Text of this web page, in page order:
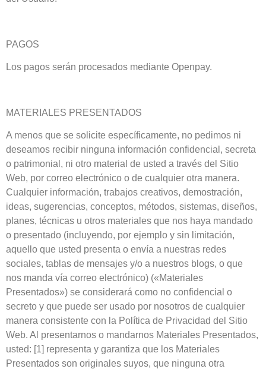
PAGOS
Los pagos serán procesados mediante Openpay.
MATERIALES PRESENTADOS
A menos que se solicite específicamente, no pedimos ni
deseamos recibir ninguna información confidencial, secreta
o patrimonial, ni otro material de usted a través del Sitio
Web, por correo electrónico o de cualquier otra manera.
Cualquier información, trabajos creativos, demostración,
ideas, sugerencias, conceptos, métodos, sistemas, diseños,
planes, técnicas u otros materiales que nos haya mandado
o presentado (incluyendo, por ejemplo y sin limitación,
aquello que usted presenta o envía a nuestras redes
sociales, tablas de mensajes y/o a nuestros blogs, o que
nos manda vía correo electrónico) («Materiales
Presentados») se considerará como no confidencial o
secreto y que puede ser usado por nosotros de cualquier
manera consistente con la Política de Privacidad del Sitio
Web. Al presentarnos o mandarnos Materiales Presentados,
usted: [1] representa y garantiza que los Materiales
Presentados son originales suyos, que ninguna otra